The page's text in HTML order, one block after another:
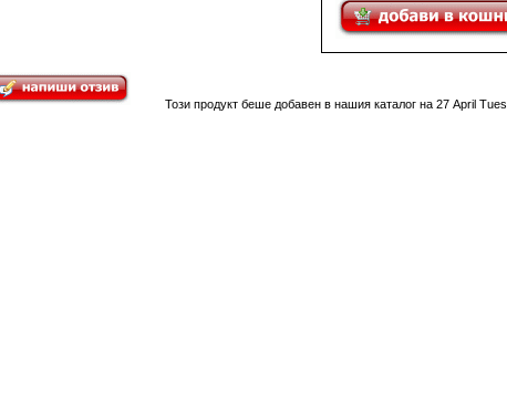
Този продукт беше добавен в нашия каталог на 27 April